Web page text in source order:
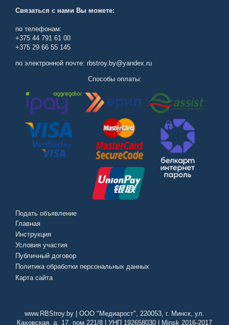
Связаться с нами Вы можете:
по телефонам:
+375 44 791 61 00
+375 29 66 55 145
по электронной почте: rbstroy.by@yandex.ru
Способы оплаты:
Подать объявление
Главная
Инструкция
Условия участия
Публичный договор
Политика обработки персональных данных
Карта сайта
www.RBStroy.by | ООО "Медиарост", 220053, г. Минск, ул.
Каховская, д. 17, пом 221/8 | УНП 192658030 | Minsk 2016-2017